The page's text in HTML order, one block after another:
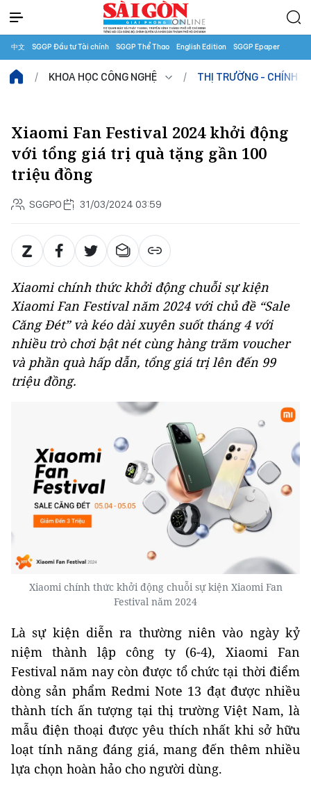
中文 SGGP Đầu tư Tài chính SGGP Thể Thao English Edition SGGP Epaper
KHOA HỌC CÔNG NGHỆ THỊ TRƯỜNG - CHÍNH
Xiaomi Fan Festival 2024 khởi động
với tổng giá trị quà tặng gần 100
triệu đồng
SGGPO 31/03/2024 03:59
Xiaomi chính thức khởi động chuỗi sự kiện
Xiaomi Fan Festival năm 2024 với chủ đề “Sale
Căng Đét” và kéo dài xuyên suốt tháng 4 với
nhiều trò chơi bật nét cùng hàng trăm voucher
và phần quà hấp dẫn, tổng giá trị lên đến 99
triệu đồng.
Xiaomi chính thức khởi động chuỗi sự kiện Xiaomi Fan
Festival năm 2024
Là sự kiện diễn ra thường niên vào ngày kỷ
niệm thành lập công ty (6-4), Xiaomi Fan
Festival năm nay còn được tổ chức tại thời điểm
dòng sản phẩm Redmi Note 13 đạt được nhiều
thành tích ấn tượng tại thị trường Việt Nam, là
mẫu điện thoại được yêu thích nhất khi sở hữu
loạt tính năng đáng giá, mang đến thêm nhiều
lựa chọn hoàn hảo cho người dùng.